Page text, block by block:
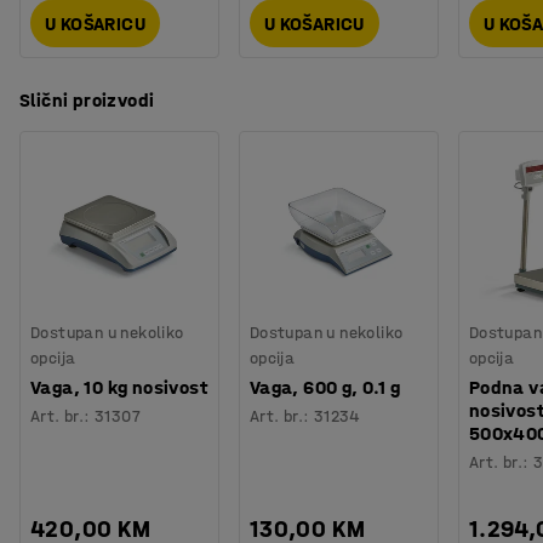
U KOŠARICU U KOŠARICU U
Slični proizvodi
Dostupan u nekoliko
opcija
Vaga, 10 kg nosivost
Art. br.:31307
420,00 KM
Dostupan u nekoliko
opcija
Vaga, 600 g, 0.1 g
Art. br.: 31234
130,00 KM
opcija
Podna
Art. br.: